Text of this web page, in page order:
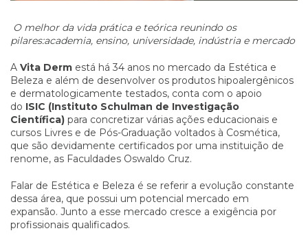
O melhor da vida prática e teórica reunindo os
pilares:academia, ensino, universidade, indústria e mercado
A Vita Derm está há 34 anos no mercado da Estética e
Beleza e além de desenvolver os produtos hipoalergênicos
e dermatologicamente testados, conta com o apoio
do ISIC (Instituto Schulman de Investigação
Científica) para concretizar várias ações educacionais e
cursos Livres e de Pós-Graduação voltados à Cosmética,
que são devidamente certificados por uma instituição de
renome, as Faculdades Oswaldo Cruz.
Falar de Estética e Beleza é se referir a evolução constante
dessa área, que possui um potencial mercado em
expansão. Junto a esse mercado cresce a exigência por
profissionais qualificados.